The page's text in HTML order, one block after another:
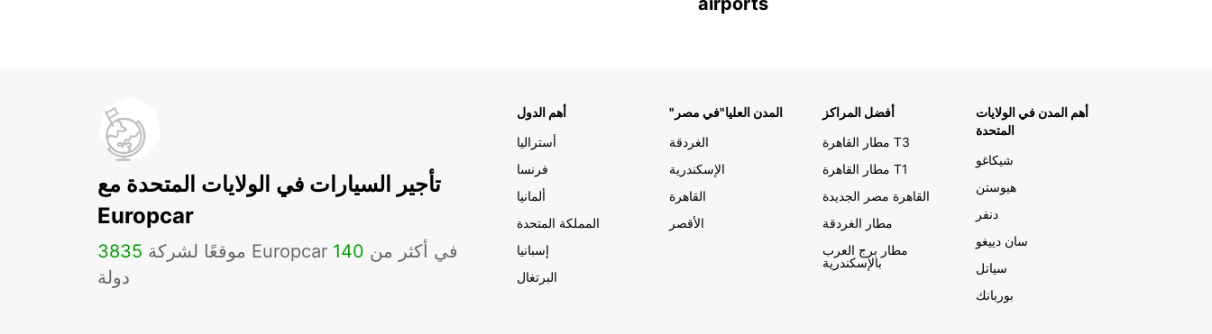
تأجير السيارات في الولايات المتحدة مع
Europcar
3835 موقعًا لشركة Europcar في أكثر من 140
دولة
أهم الدول
أستراليا
فرنسا
ألمانيا
المملكة المتحدة
إسبانيا
البرتغال
"المدن العليا"في مصر
الغردقة
الإسكندرية
القاهرة
الأقصر
أفضل المراكز
مطار القاهرة T3
مطار القاهرة T1
القاهرة مصر الجديدة
مطار الغردقة
مطار برج العرب
بالإسكندرية
أهم المدن في الولايات
المتحدة
شيكاغو
هيوستن
دنفر
سان دييغو
سياتل
بوربانك